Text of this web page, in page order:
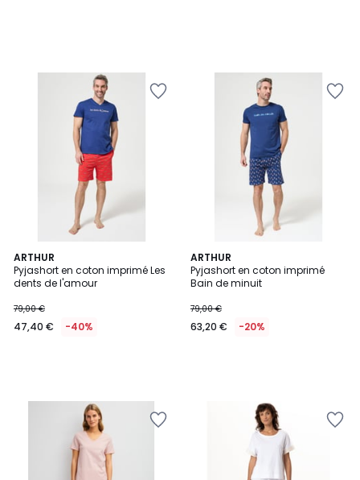
ARTHUR
Pyjashort en coton imprimé Les
dents de l'amour
79,00 €
47,40 € -40%
ARTHUR
Pyjashort en coton imprimé
Bain de minuit
79,00 €
63,20 € -20%